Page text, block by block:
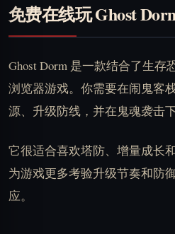
免费在线玩 Ghost
Ghost Dorm 是一款结合了生存
浏览器游戏。你需要在闹鬼客
源、升级防线，并在鬼魂袭击
它很适合喜欢塔防、增量成长
为游戏更多考验升级节奏和防
应。